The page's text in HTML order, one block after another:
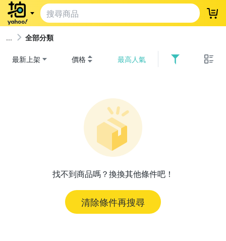
登
全部分類
最新上架 價格 最高人氣
找不到商品嗎？換換其他條件吧！
清除條件再搜尋